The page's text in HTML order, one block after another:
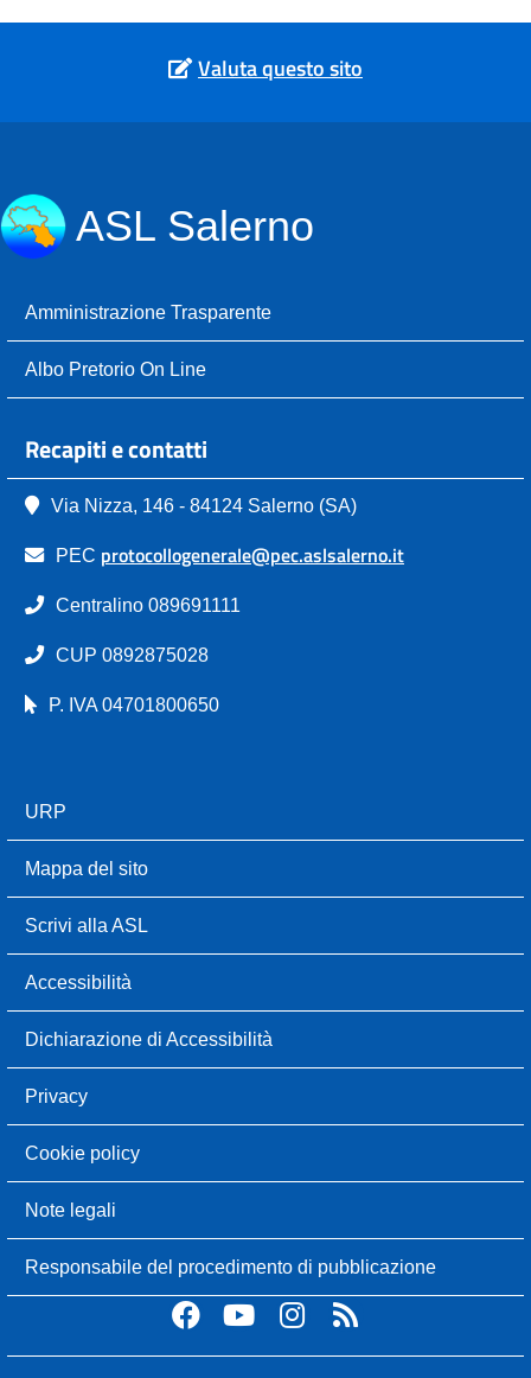
Valuta questo sito
ASL Salerno
Amministrazione Trasparente
Albo Pretorio On Line
Recapiti e contatti
Via Nizza, 146 - 84124 Salerno (SA)
PEC protocollogenerale@pec.aslsalerno.it
Centralino 089691111
CUP 0892875028
P. IVA 04701800650
URP
Mappa del sito
Scrivi alla ASL
Accessibilità
Dichiarazione di Accessibilità
Privacy
Cookie policy
Note legali
Responsabile del procedimento di pubblicazione